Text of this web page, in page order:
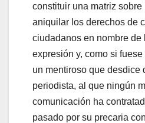
constituir una matriz sobre
aniquilar los derechos de
ciudadanos en nombre de
expresión y, como si
un mentiroso que desdice
periodista, al que ningún
comunicación ha
pasado por su precaria